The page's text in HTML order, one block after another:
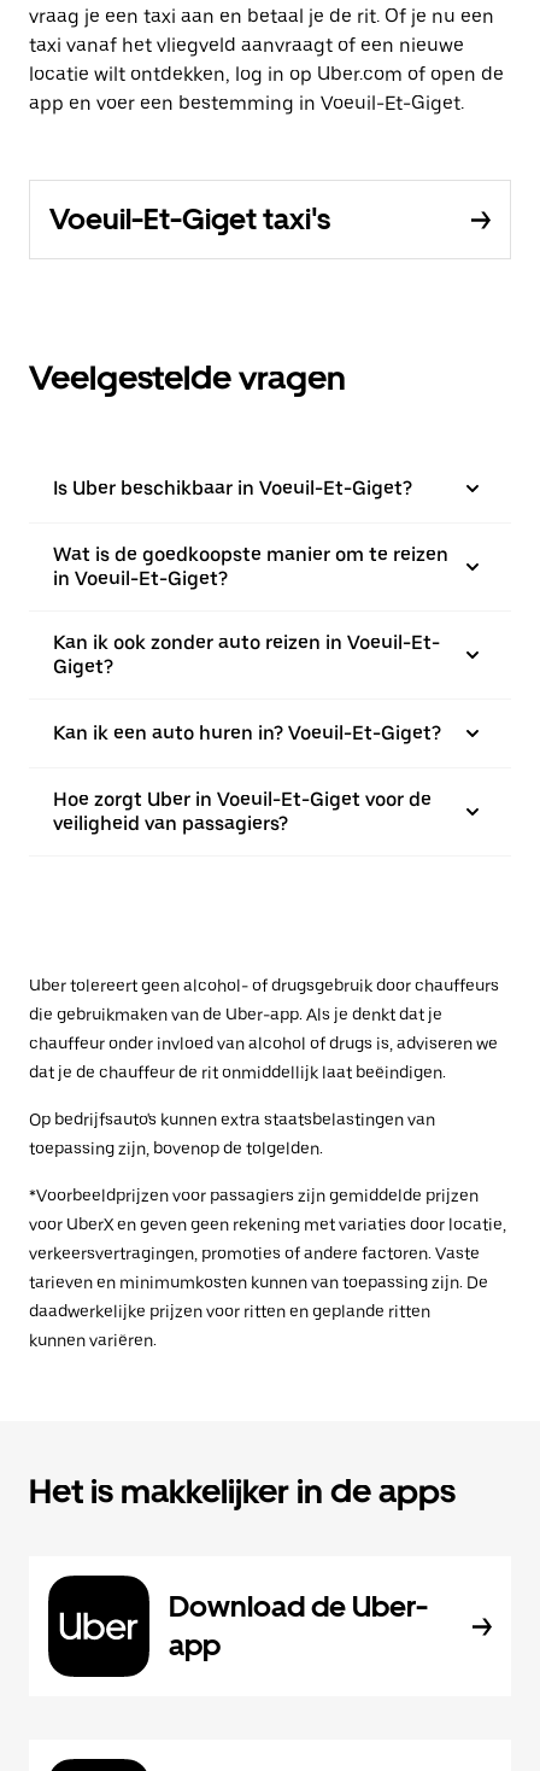
vraag je een taxi aan en betaal je de rit. Of je nu een
taxi vanaf het vliegveld aanvraagt of een nieuwe
locatie wilt ontdekken, log in op Uber.com of open de
app en voer een bestemming in Voeuil-Et-Giget.
Voeuil-Et-Giget taxi's
Veelgestelde vragen
Is Uber beschikbaar in Voeuil-Et-Giget?
Wat is de goedkoopste manier om te reizen
in Voeuil-Et-Giget?
Kan ik ook zonder auto reizen in Voeuil-Et-
Giget?
Kan ik een auto huren in? Voeuil-Et-Giget?
Hoe zorgt Uber in Voeuil-Et-Giget voor de
veiligheid van passagiers?
Uber tolereert geen alcohol- of drugsgebruik door chauffeurs
die gebruikmaken van de Uber-app. Als je denkt dat je
chauffeur onder invloed van alcohol of drugs is, adviseren we
dat je de chauffeur de rit onmiddellijk laat beëindigen.
Op bedrijfsauto's kunnen extra staatsbelastingen van
toepassing zijn, bovenop de tolgelden.
*Voorbeeldprijzen voor passagiers zijn gemiddelde prijzen
voor UberX en geven geen rekening met variaties door locatie,
verkeersvertragingen, promoties of andere factoren. Vaste
tarieven en minimumkosten kunnen van toepassing zijn. De
daadwerkelijke prijzen voor ritten en geplande ritten
kunnen variëren.
Het is makkelijker in de apps
Download de Uber-
app